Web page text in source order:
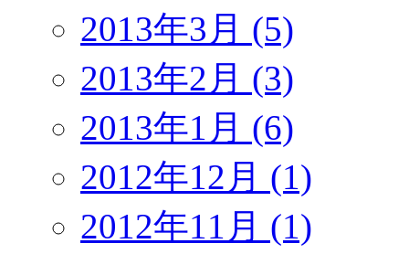
2013年3月 (5)
2013年2月 (3)
2013年1月 (6)
2012年12月 (1)
2012年11月 (1)